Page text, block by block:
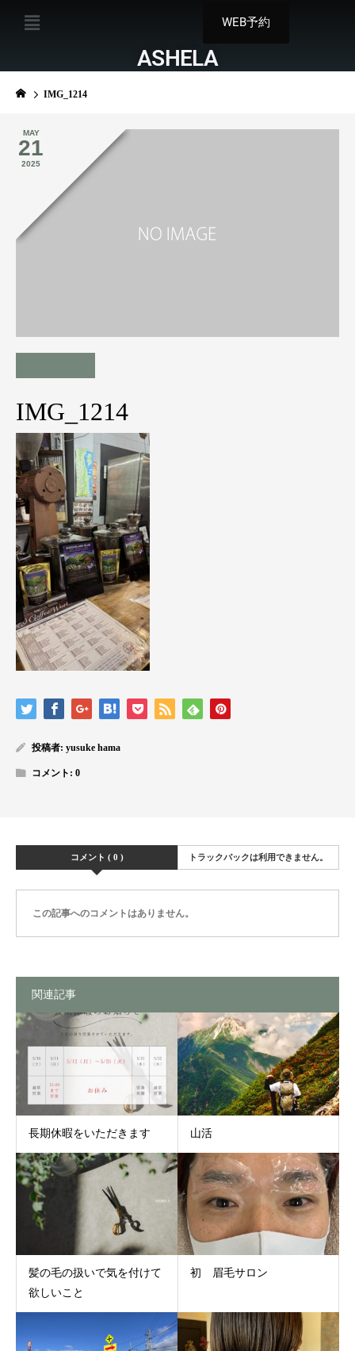
WEB予約
ASHELA
IMG_1214
MAY
21
2025
IMG_1214
投稿者: yusuke hama
コメント: 0
コメント ( 0 ) トラックバックは利用できません。
この記事へのコメントはありません。
関連記事
長期休暇をいただきます 山活
髪の毛の扱いで気を付けて
欲しいこと
初 眉毛サロン